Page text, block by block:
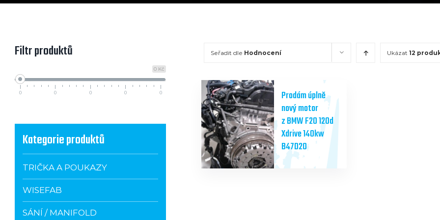
Seřadit dle Hodnocení Ukázat12
Prodám úplně
nový motor
z BMW F20 120d
Xdrive 140kw
B47D20
Filtr produktů
0 Kč
0 0 0 0 0
Kategorie produktů
TRIČKA A POUKAZY
WISEFAB
SÁNÍ / MANIFOLD